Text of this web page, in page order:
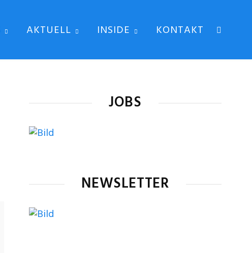
AKTUELL INSIDE KONTAKT
JOBS
NEWSLETTER